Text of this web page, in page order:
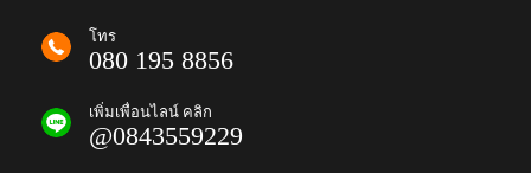
โทร
080 195 8856
เพิ่มเพื่อนไลน์ คลิก
@0843559229